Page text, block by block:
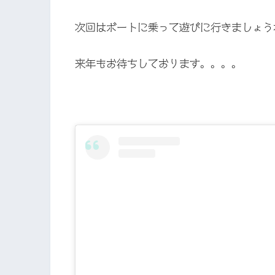
次回はボートに乗って遊びに行きましょ
来年もお待ちしております。。。。